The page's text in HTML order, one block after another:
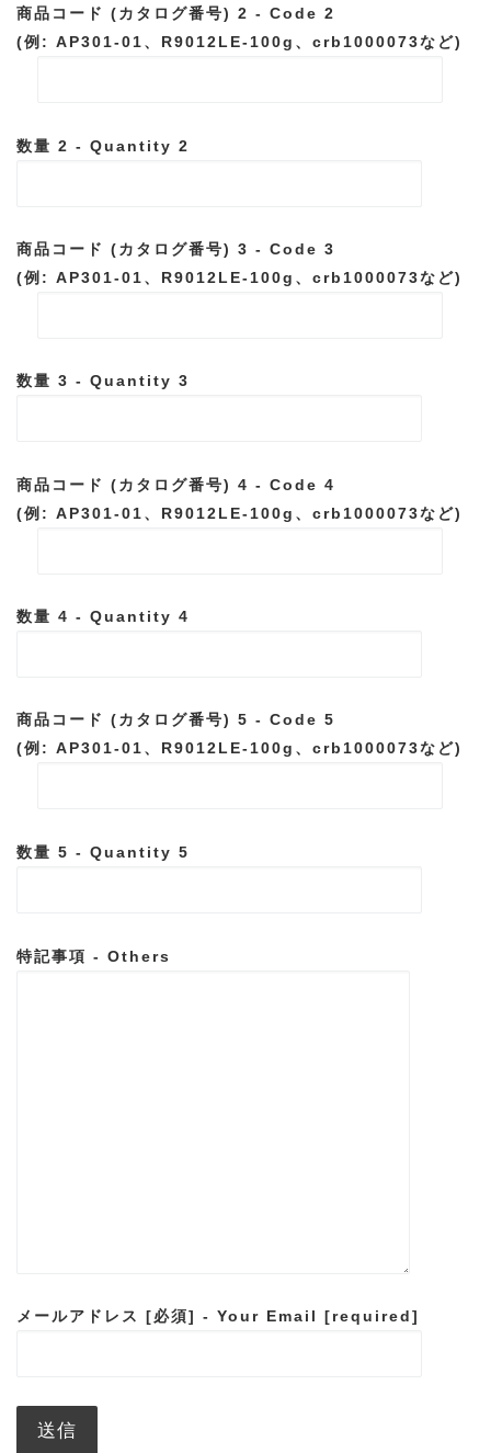
商品コード (カタログ番号) 2 - Code 2
(例: AP301-01、R9012LE-100g、crb1000073など)
数量 2 - Quantity 2
商品コード (カタログ番号) 3 - Code 3
(例: AP301-01、R9012LE-100g、crb1000073など)
数量 3 - Quantity 3
商品コード (カタログ番号) 4 - Code 4
(例: AP301-01、R9012LE-100g、crb1000073など)
数量 4 - Quantity 4
商品コード (カタログ番号) 5 - Code 5
(例: AP301-01、R9012LE-100g、crb1000073など)
数量 5 - Quantity 5
特記事項 - Others
メールアドレス [必須] - Your Email [required]